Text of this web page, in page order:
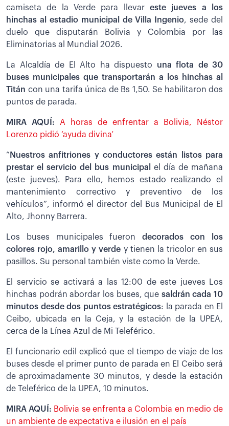
camiseta de la Verde para llevareste jueves a los
hinchas al estadio municipal de Villa Ingenio, sede del
duelo que disputarán Bolivia y Colombia por las
Eliminatorias al Mundial 2026.
La Alcaldía de El Alto ha dispuesto una flota de 30
buses municipales que transportarán a los hinchas al
Titán con una tarifa única de Bs 1,50. Se habilitaron dos
puntos de parada.
MIRA AQUÍ: A horas de enfrentar a Bolivia, Néstor
Lorenzo pidió ‘ayuda divina’
“ Nuestros anfitriones y conductores están listos para
prestar el servicio del bus municipal el día de mañana
(este jueves). Para ello, hemos estado realizando el
mantenimiento correctivo y preventivo de los
vehículos”, informó el director del Bus Municipal de El
Alto, Jhonny Barrera.
Los buses municipales fuerondecorados con los
colores rojo, amarillo y verde y tienen la tricolor en sus
pasillos. Su personal también viste como la Verde.
El servicio se activará a las 12:00 de este jueves Los
hinchas podrán abordar los buses, que saldrán cada 10
minutos desde dos puntos estratégicos: la parada en El
Ceibo, ubicada en la Ceja, y la estación de la UPEA,
cerca de la Línea Azul de Mi Teleférico.
El funcionario edil explicó que el tiempo de viaje de los
buses desde el primer punto de parada en El Ceibo será
de aproximadamente 30 minutos, y desde la estación
de Teleférico de la UPEA, 10 minutos.
MIRA AQUÍ: Bolivia se enfrenta a Colombia en medio de
un ambiente de expectativa e ilusión en el país